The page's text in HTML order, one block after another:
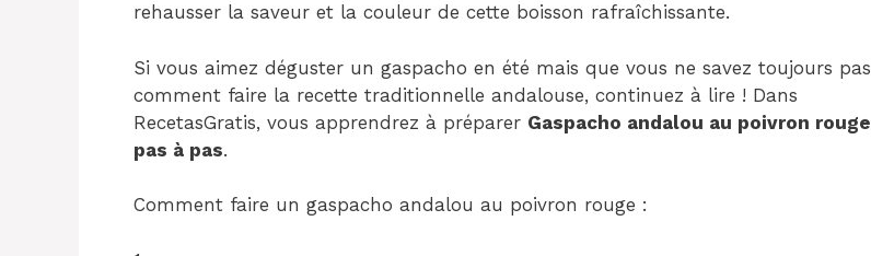
rehausser la saveur et la couleur de cette boisson rafraîchissante.
Si vous aimez déguster un gaspacho en été mais que vous ne savez toujours pas
comment faire la recette traditionnelle andalouse, continuez à lire ! Dans
RecetasGratis, vous apprendrez à préparer Gaspacho andalou au poivron rouge
pas à pas.
Comment faire un gaspacho andalou au poivron rouge :